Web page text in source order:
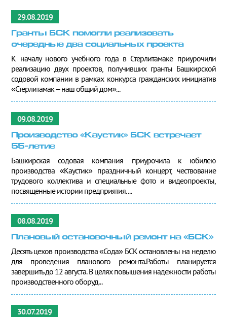
29.08.2019
Гранты БСК помогли реализовать
очередные два социальных проекта
К началу нового учебного года в Стерлитамаке приурочили
реализацию двух проектов, получивших гранты Башкирской
содовой компании в рамках конкурса гражданских инициатив
«Стерлитамак – наш общий дом»...
09.08.2019
Производство «Каустик» БСК встречает
55-летие
Башкирская содовая компания приурочила к юбилею
производства «Каустик» праздничный концерт, чествование
трудового коллектива и специальные фото и видеопроекты,
посвященные истории предприятия. ...
08.08.2019
Плановый остановочный ремонт на «БСК»
Десять цехов производства «Сода» БСК остановлены на неделю
для проведения планового ремонта.Работы планируется
завершить до 12 августа. В целях повышения надежности работы
производственного оборуд...
30.07.2019